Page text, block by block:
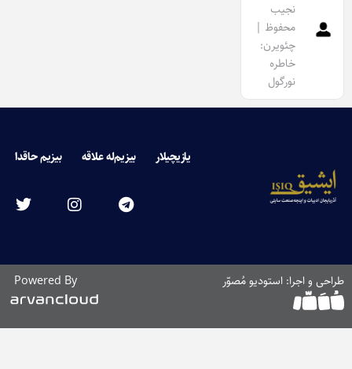
نجیب
محفوظ |
چئویرن:
خاطره
نورگول
یازیچیلار بیزیم‌له علاقه بیزیم حاقدا
طراحی و اجرا: استودیو مُصوّر Powered By